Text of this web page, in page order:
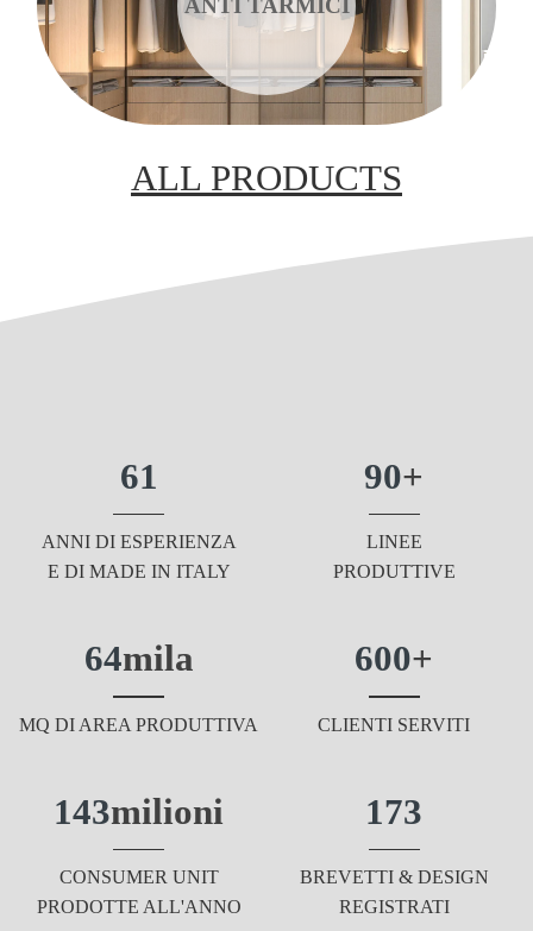
ANTI TARMICI
ALL PRODUCTS
61
ANNI DI ESPERIENZA
E DI MADE IN ITALY
90+
LINEE
PRODUTTIVE
64mila
MQ DI AREA PRODUTTIVA
600+
CLIENTI SERVITI
143milioni
CONSUMER UNIT
PRODOTTE ALL'ANNO
173
BREVETTI & DESIGN
REGISTRATI